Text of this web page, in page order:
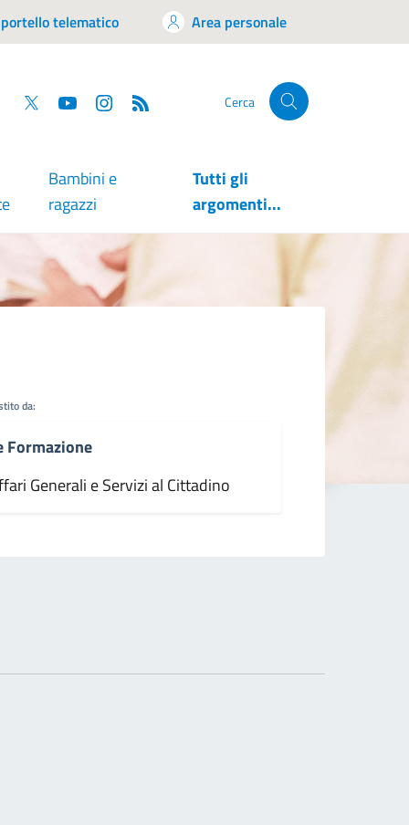
telematico Area personale
Facebook
Twitter YouTube Cerca
Bambini e
ragazzi
Tutti gli
argomenti...
da:
Formazione
Generali e Servizi al Cittadino